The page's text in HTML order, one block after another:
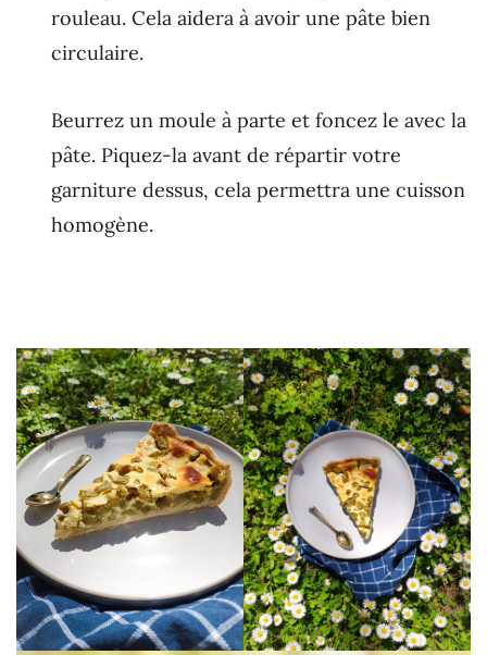
rouleau. Cela aidera à avoir une pâte bien
circulaire.
Beurrez un moule à parte et foncez le avec la
pâte. Piquez-la avant de répartir votre
garniture dessus, cela permettra une cuisson
homogène.